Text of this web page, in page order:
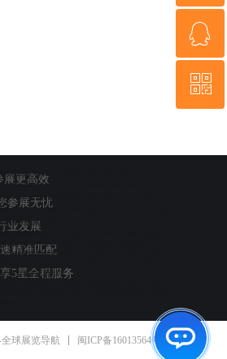
展更高效
参展无忧
业发展
精准匹配
5星全程服务
国展会|国外展会欢迎来到全球展览导航|展会导航
展德国展会|国外展会，让您参展德国展会|国外展会无忧
注全球行业展览信息
德国展会以严谨著称，是国外行业展示最新技术的理想展会场
|德国展会|国外展会
国展会和国外展会为企业提供了一个舞台，同时也是德国展
会和国外展会寻找潜在合作伙伴和投资者的理想场所。
准备参加德国或国外展会时，企业应该考虑到旅行安排、签
外展会参展过程顺利。
球展览导航 闽ICP备16013564号-1
15159248067
ꁗ
QQ客服
ꀥ